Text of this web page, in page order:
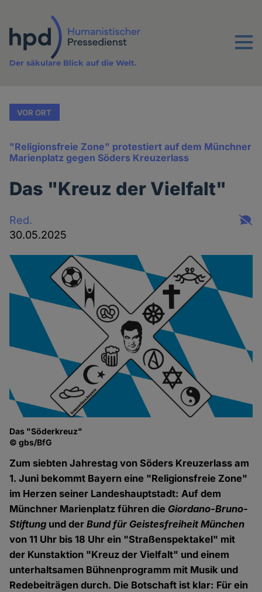
Inhalt
Menu
Der säkulare Blick auf die Welt.
VOR ORT
"Religionsfreie Zone" protestiert auf dem Münchner
Marienplatz gegen Söders Kreuzerlass
Das "Kreuz der Vielfalt"
Red.
30.05.2025
Das "Söderkreuz"
© gbs/BfG
Zum siebten Jahrestag von Söders Kreuzerlass am
1. Juni bekommt Bayern eine "Religionsfreie Zone"
im Herzen seiner Landeshauptstadt: Auf dem
Münchner Marienplatz führen die Giordano-Bruno-
Stiftung und derBund für Geistesfreiheit München
von 11 Uhr bis 18 Uhr ein "Straßenspektakel" mit
der Kunstaktion "Kreuz der Vielfalt" und einem
unterhaltsamen Bühnenprogramm mit Musik und
Redebeiträgen durch. Die Botschaft ist klar: Für ein